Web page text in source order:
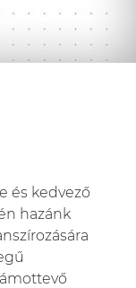
és kedvező
hazánk